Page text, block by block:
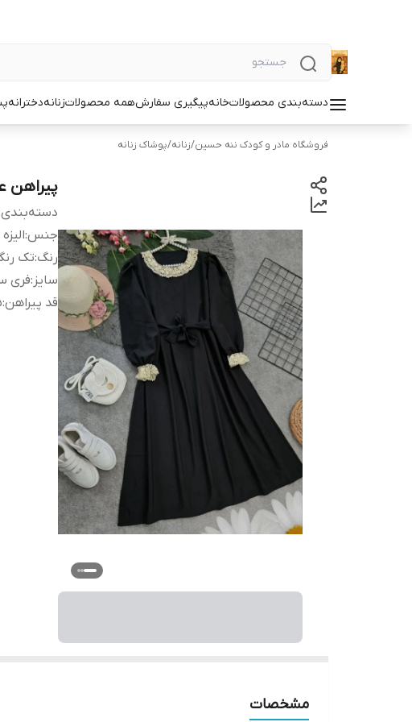
دسته‌بندی محصولاتخانهپیگیری سفارشهمه محصولاتزنانهدخترانه
فروشگاه مادر و کودک ننه حسین/زنانه/پوشاک زنانه
پیراهن
دسته‌بندی
جنس:
رنگ:تک
سایز :فری سایز تا ۴۸
قد پیراهن:
مشخصات